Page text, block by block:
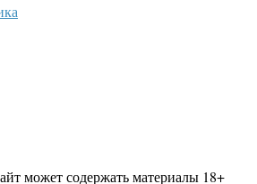
может содержать материалы 18+